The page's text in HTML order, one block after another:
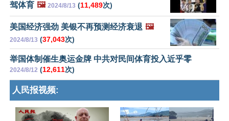
驾体育 🖼️ 2024/8/13 (11,489次)
美国经济强劲 美银不再预测经济衰退 🖼️
2024/8/13 (37,043次)
举国体制催生奥运金牌 中共对民间体育投入近乎零
2024/8/12 (12,611次)
人民报视频: